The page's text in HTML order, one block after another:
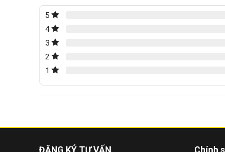
sở hữu của Li Ka Shing và công ty đầu tư
5
4
3
2
1
ĐĂNG KÝ TƯ VẤN
Chính